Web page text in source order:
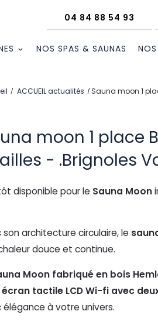
04 84 88 54 93
NOS SPAS & SAUNAS
ACCUEIL actualités Sauna moon 1
moon 1 place
- .Brignoles
disponible pour le Sauna Moon
son architecture circulaire, le
douce et continue.
Moon fabriqué en bois
écran tactile LCD Wi-fi avec
élégance à votre univers.